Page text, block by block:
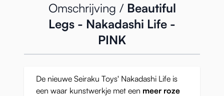
Omschrijving / Beautiful
Legs - Nakadashi Life -
PINK
De nieuwe Seiraku Toys' Nakadashi Life is
een waar kunstwerkje met een meer roze